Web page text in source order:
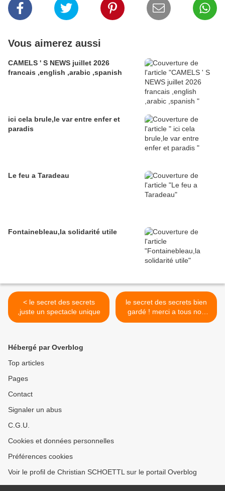
Vous aimerez aussi
CAMELS ' S NEWS juillet 2026
francais ,english ,arabic ,spanish
ici cela brule,le var entre enfer et
paradis
Le feu a Taradeau
Fontainebleau,la solidarité utile
< le secret des secrets
,juste un spectacle unique
le secret des secrets bien
gardé ! merci a tous nos
complices d'un soir >
Hébergé par Overblog
Top articles
Pages
Contact
Signaler un abus
C.G.U.
Cookies et données personnelles
Préférences cookies
Voir le profil de Christian SCHOETTL sur le portail Overblog